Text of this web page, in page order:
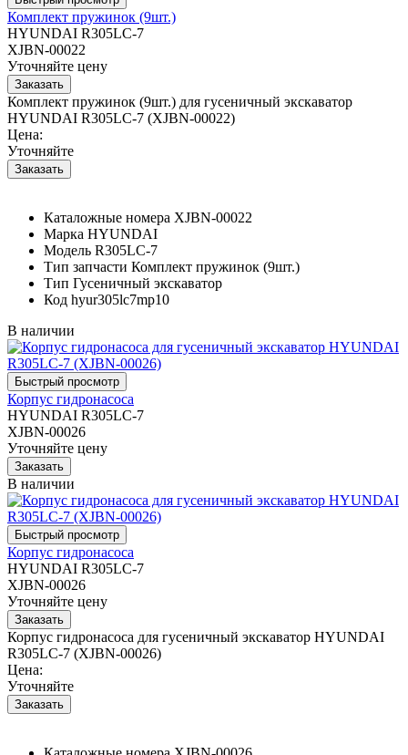
Комплект пружинок (9шт.)
HYUNDAI R305LC-7
XJBN-00022
Уточняйте цену
Комплект пружинок (9шт.) для гусеничный экскаватор
HYUNDAI R305LC-7 (XJBN-00022)
Цена:
Уточняйте
Каталожные номера XJBN-00022
Марка HYUNDAI
Модель R305LC-7
Тип запчасти Комплект пружинок (9шт.)
Тип Гусеничный экскаватор
Код hyur305lc7mp10
В наличии
Корпус гидронасоса
HYUNDAI R305LC-7
XJBN-00026
Уточняйте цену
В наличии
Корпус гидронасоса
HYUNDAI R305LC-7
XJBN-00026
Уточняйте цену
Корпус гидронасоса для гусеничный экскаватор HYUNDAI
R305LC-7 (XJBN-00026)
Цена:
Уточняйте